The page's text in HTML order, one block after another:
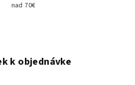
nad 70€
k objednávke